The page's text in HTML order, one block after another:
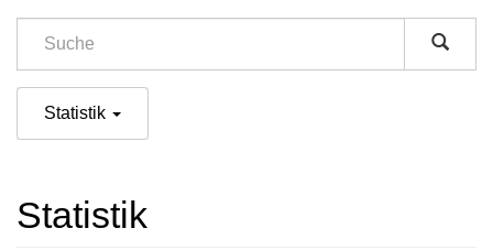
der
Statistik
Statistik